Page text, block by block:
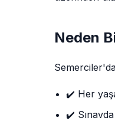
Neden
✔️ Her
✔️